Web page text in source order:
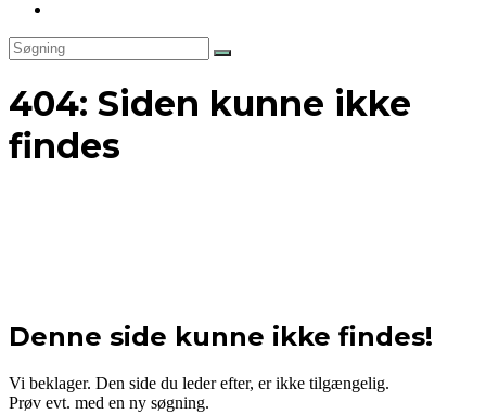
search
404: Siden kunne ikke
findes
Denne side kunne ikke findes!
Vi beklager. Den side du leder efter, er ikke tilgængelig.
Prøv evt. med en ny søgning.